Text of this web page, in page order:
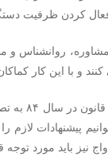
کردن ظرفیت
روانشناس و
و با این کار
وی با
نیز باید مورد توجه